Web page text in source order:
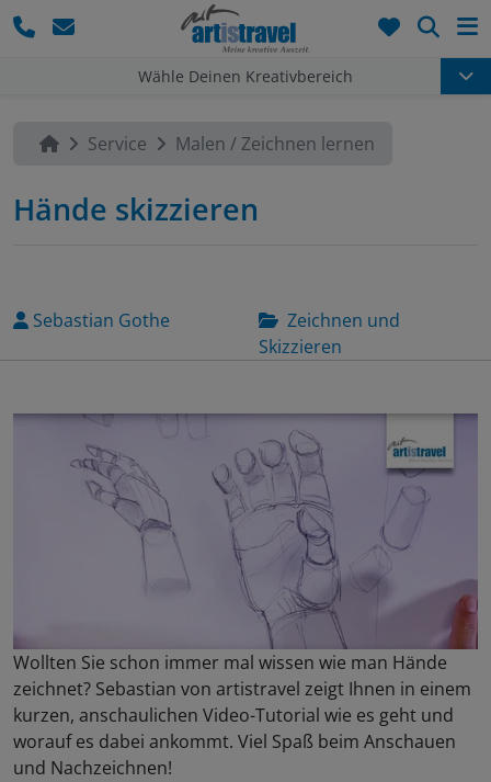
Wähle Deinen Kreativbereich
Service Malen / Zeichnen lernen
Hände skizzieren
Sebastian Gothe
Zeichnen und
Skizzieren
Wollten Sie schon immer mal wissen wie man Hände
zeichnet? Sebastian von artistravel zeigt Ihnen in einem
kurzen, anschaulichen Video-Tutorial wie es geht und
worauf es dabei ankommt. Viel Spaß beim Anschauen
und Nachzeichnen!